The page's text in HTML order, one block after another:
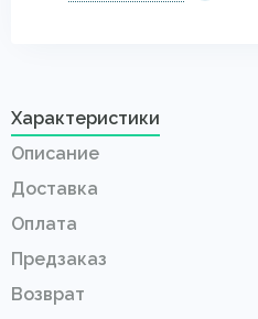
Характеристики
Описание
Доставка
Оплата
Предзаказ
Возврат